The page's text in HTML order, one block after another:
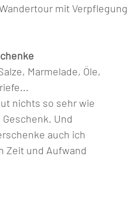
mit
Marmelade, Öle,
Briefe...
nichts so sehr wie
Und
auch ich
Zeit und Aufwand